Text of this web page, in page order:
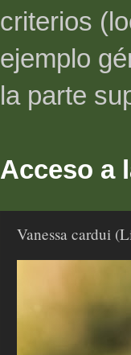
criterios
ejemplo
la parte
Acceso a
Vanessa cardui